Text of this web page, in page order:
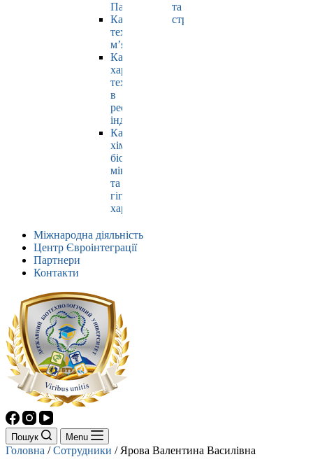
Павлюк
Кафедра
технології
м’яса
Кафедра
харчових
технологій
в
ресторанній
індустрії
Кафедра
хімії,
біохімії,
мікробіології
та
гігієни
харчування
та
страхування
Міжнародна діяльність
Центр Євроінтеграції
Партнери
Контакти
Пошук Menu
Головна /Сотрудники / Ярова Валентина Василівна